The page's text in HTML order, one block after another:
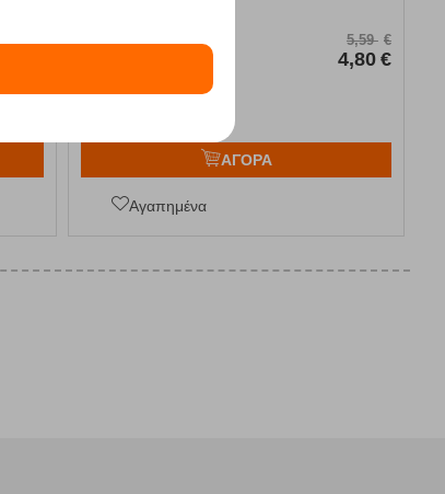
€ 5,59 €
4,80 €
ΑΓΟΡΑ
Αγαπημένα